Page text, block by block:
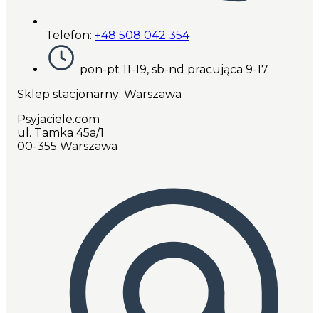
Telefon: +48 508 042 354
pon-pt 11-19, sb-nd pracująca 9-17
Sklep stacjonarny: Warszawa
Psyjaciele.com
ul. Tamka 45a/1
00-355 Warszawa